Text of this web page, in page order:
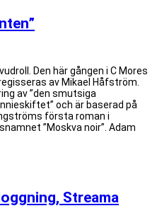
Den här gången i C Mores
av Mikael Håfström.
av ”den smutsiga
och är baserad på
första roman i
”Moskva noir”. Adam
Streama